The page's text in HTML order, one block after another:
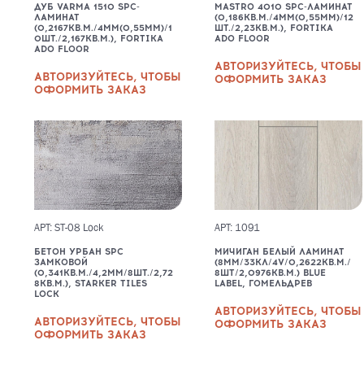
ДУБ VARMA 1510 SPC-
ЛАМИНАТ
(0,2167КВ.М./4ММ(0,55ММ)/1
0ШТ./2,167КВ.М.), FORTIKA
ADO FLOOR
АВТОРИЗУЙТЕСЬ, ЧТОБЫ
ОФОРМИТЬ ЗАКАЗ
MASTRO 4010 SPC-ЛАМИНАТ
(0,186КВ.М./4ММ(0,55ММ)/12
ШТ./2,23КВ.М.), FORTIKA
ADO FLOOR
АВТОРИЗУЙТЕСЬ, ЧТОБЫ
ОФОРМИТЬ ЗАКАЗ
АРТ: ST-08 Lock
БЕТОН УРБАН SPC
ЗАМКОВОЙ
(0,341КВ.М./4,2ММ/8ШТ./2,72
8КВ.М.), STARKER TILES
LOCK
АВТОРИЗУЙТЕСЬ, ЧТОБЫ
ОФОРМИТЬ ЗАКАЗ
АРТ: 1091
МИЧИГАН БЕЛЫЙ ЛАМИНАТ
(8ММ/33КЛ/4V/0,2622КВ.М./
8ШТ/2,0976КВ.М.) BLUE
LABEL, ГОМЕЛЬДРЕВ
АВТОРИЗУЙТЕСЬ, ЧТОБЫ
ОФОРМИТЬ ЗАКАЗ